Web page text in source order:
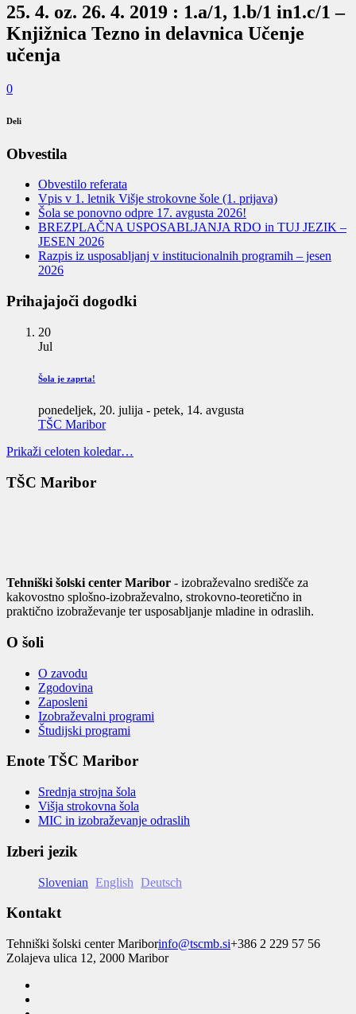
25. 4. oz. 26. 4. 2019 : 1.a/1, 1.b/1 in1.c/1 –
Knjižnica Tezno in delavnica Učenje
učenja
0
Deli
Obvestila
Obvestilo referata
Vpis v 1. letnik Višje strokovne šole (1. prijava)
Šola se ponovno odpre 17. avgusta 2026!
BREZPLAČNA USPOSABLJANJA RDO in TUJ JEZIK –
JESEN 2026
Razpis iz usposabljanj v institucionalnih programih – jesen
2026
Prihajajoči dogodki
20
Jul
Šola je zaprta!
ponedeljek, 20. julija - petek, 14. avgusta
TŠC Maribor
Prikaži celoten koledar…
TŠC Maribor
Tehniški šolski center Maribor - izobraževalno središče za
kakovostno splošno-izobraževalno, strokovno-teoretično in
praktično izobraževanje ter usposabljanje mladine in odraslih.
O šoli
O zavodu
Zgodovina
Zaposleni
Izobraževalni programi
Študijski programi
Enote TŠC Maribor
Srednja strojna šola
Višja strokovna šola
MIC in izobraževanje odraslih
Izberi jezik
Slovenian English Deutsch
Kontakt
Tehniški šolski center Mariborinfo@tscmb.si+386 2 229 57 56
Zolajeva ulica 12, 2000 Maribor